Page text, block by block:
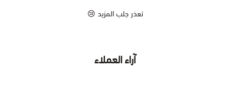
تعذر جلب المزيد 😢
آراء العملاء